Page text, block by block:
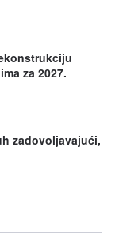
za 2027.
zadovoljavajući,